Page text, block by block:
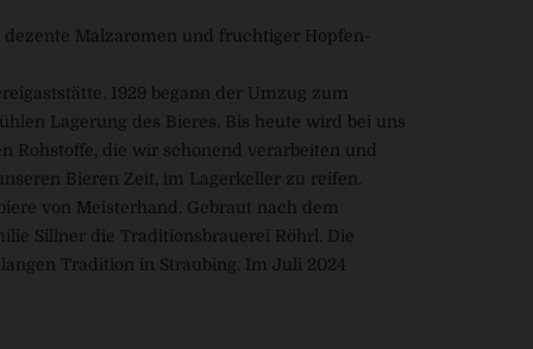
Malzaromen und fruchtiger Hopfen-
1929 begann der Umzug zum
Lagerung des Bieres. Bis heute wird bei uns
die wir schonend verarbeiten und
Bieren Zeit, im Lagerkeller zu reifen.
von Meisterhand. Gebraut nach dem
Sillner die Traditionsbrauerei Röhrl. Die
Tradition in Straubing. Im Juli 2024